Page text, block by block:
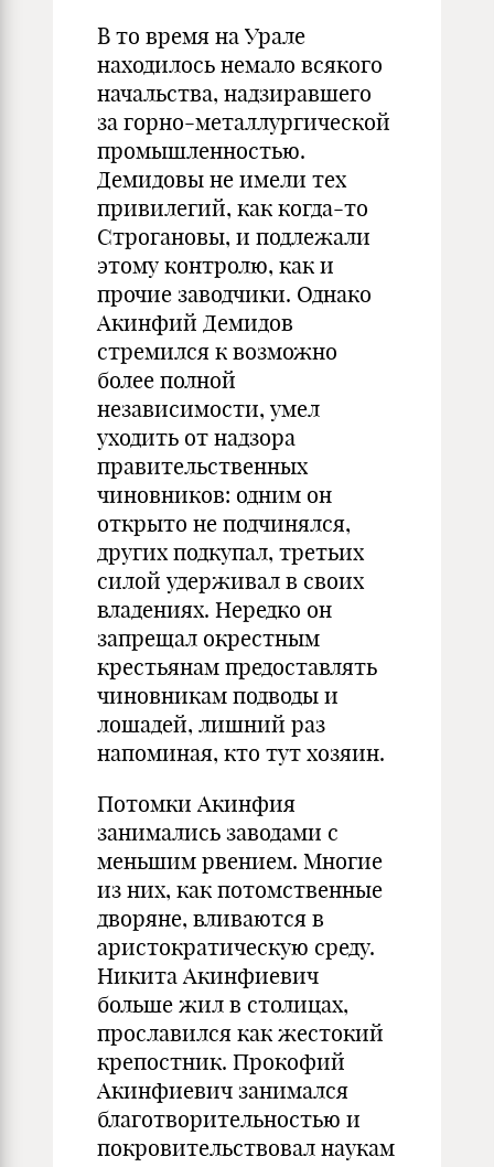
В то время на Урале
находилось немало всякого
начальства, надзиравшего
за горно-металлургической
промышленностью.
Демидовы не имели тех
привилегий, как когда-то
Строгановы, и подлежали
этому контролю, как и
прочие заводчики. Однако
Акинфий Демидов
стремился к возможно
более полной
независимости, умел
уходить от надзора
правительственных
чиновников: одним он
открыто не подчинялся,
других подкупал, третьих
силой удерживал в своих
владениях. Нередко он
запрещал окрестным
крестьянам предоставлять
чиновникам подводы и
лошадей, лишний раз
напоминая, кто тут хозяин.
Потомки Акинфия
занимались заводами с
меньшим рвением. Многие
из них, как потомственные
дворяне, вливаются в
аристократическую среду.
Никита Акинфиевич
больше жил в столицах,
прославился как жестокий
крепостник. Прокофий
Акинфиевич занимался
благотворительностью и
покровительствовал наукам